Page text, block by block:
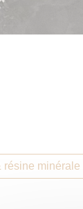
résine minérale